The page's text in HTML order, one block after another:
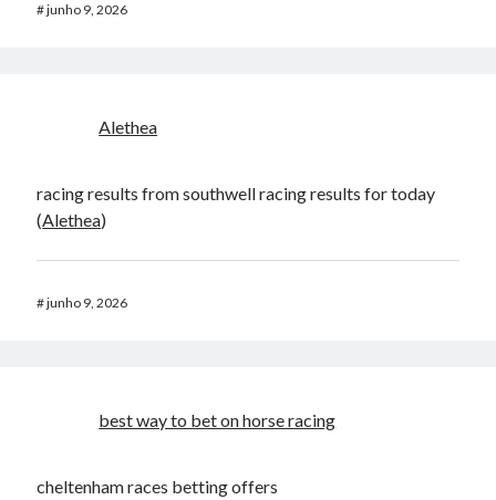
#junho 9, 2026
Alethea
racing results from southwell racing results for today​
(Alethea)​
#junho 9, 2026
best way to bet on horse racing​
cheltenham races betting offers​